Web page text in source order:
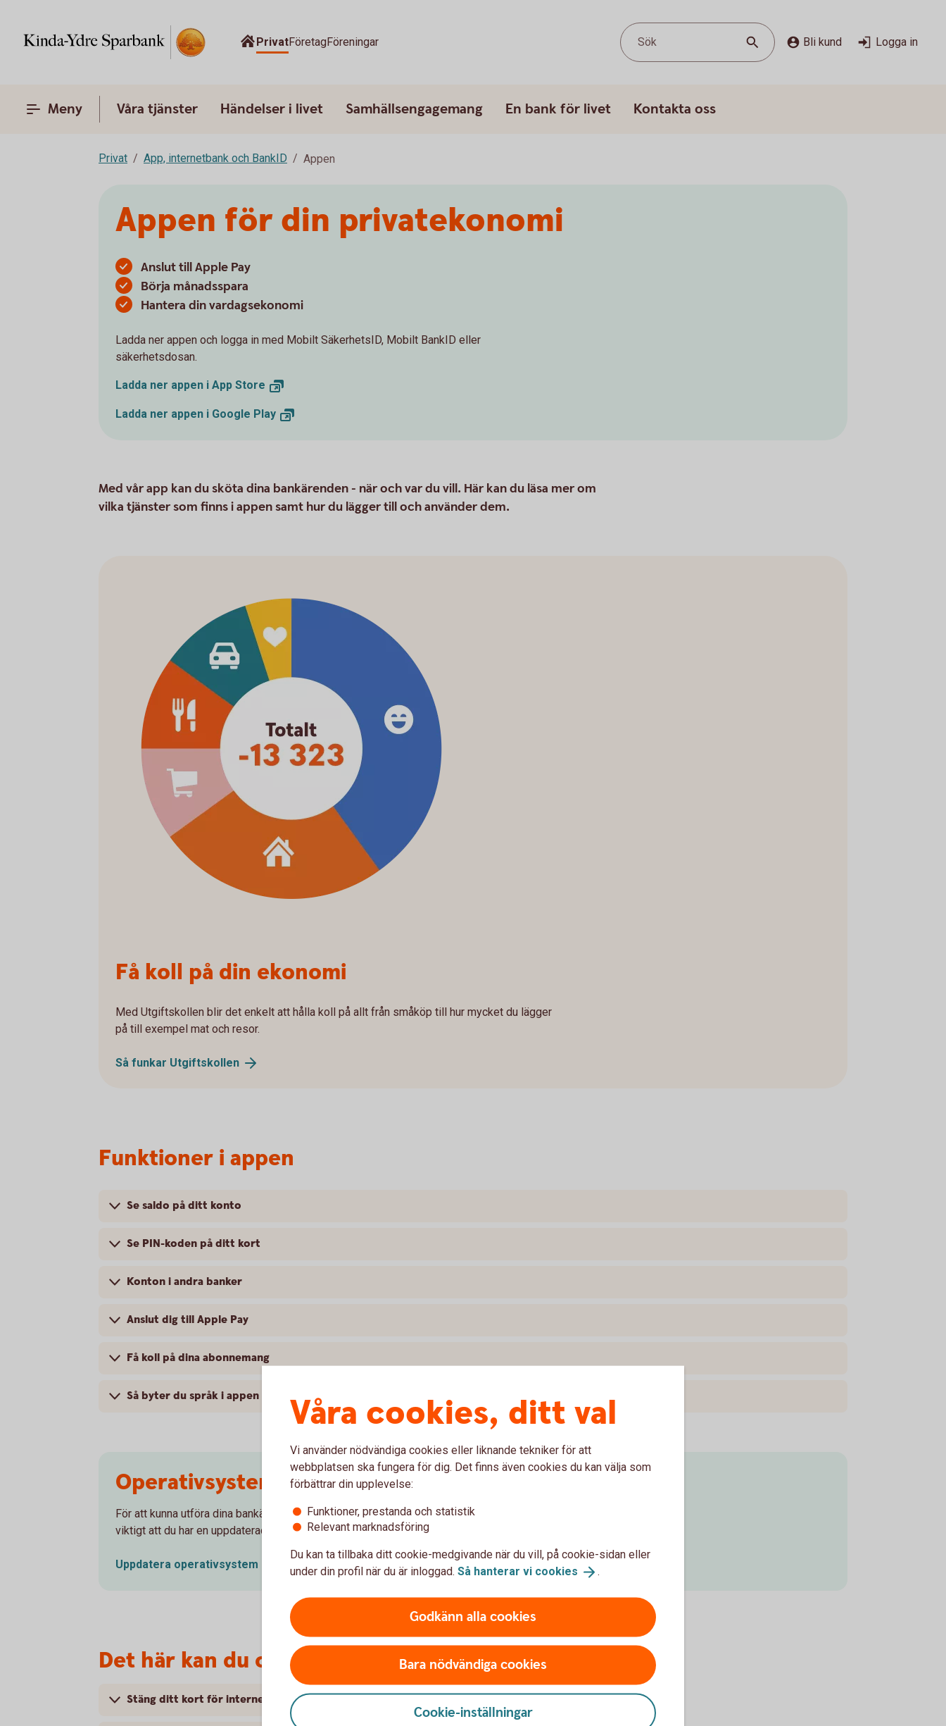
PrivatFöretagFöreningar Sök Bli kund Logga in
Meny Våra tjänster Händelser i livet Samhällsengagemang En bank för livet Kontakta oss
Privat App, internetbank och BankID Appen
Appen för din privatekonomi
Anslut till Apple Pay
Börja månadsspara
Hantera din vardagsekonomi
Ladda ner appen och logga in med Mobilt SäkerhetsID, Mobilt BankID eller
säkerhetsdosan.
Ladda ner appen i App Store
Ladda ner appen i Google Play
Med vår app kan du sköta dina bankärenden - när och var du vill. Här kan du läsa mer om
vilka tjänster som finns i appen samt hur du lägger till och använder dem.
Få koll på din ekonomi
Med Utgiftskollen blir det enkelt att hålla koll på allt från småköp till hur mycket du lägger
på till exempel mat och resor.
Så funkar Utgiftskollen
Funktioner i appen
Se saldo på ditt konto
Se PIN-koden på ditt kort
Konton i andra banker
Anslut dig till Apple Pay
Få koll på dina abonnemang
Så byter du språk i appen
Operativsystem på mobila enheter
För att kunna utföra dina bankärenden på ett effektivt och säkert sätt i vår app är det
viktigt att du har en uppdaterad version av operativsystemet på din mobil eller surfplatta.
Uppdatera operativsystem på mobila enheter
Det här kan du också göra i appen
Stäng ditt kort för internetköp
Våra cookies, ditt val
Vi använder nödvändiga cookies eller liknande tekniker för att
webbplatsen ska fungera för dig. Det finns även cookies du kan välja som
förbättrar din upplevelse:
Funktioner, prestanda och statistik
Relevant marknadsföring
Du kan ta tillbaka ditt cookie-medgivande när du vill, på cookie-sidan eller
under din profil när du är inloggad. Så hanterar vi cookies .
Godkänn alla cookies
Bara nödvändiga cookies
Cookie-inställningar